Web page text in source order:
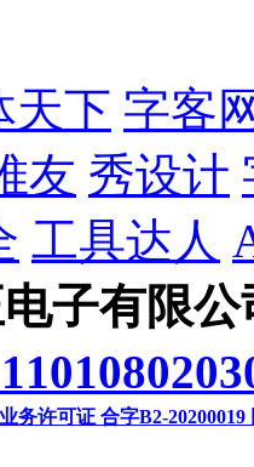
天下 字客
友 秀设计
工具达人
电子有限
务许可证 合字B2-20200019